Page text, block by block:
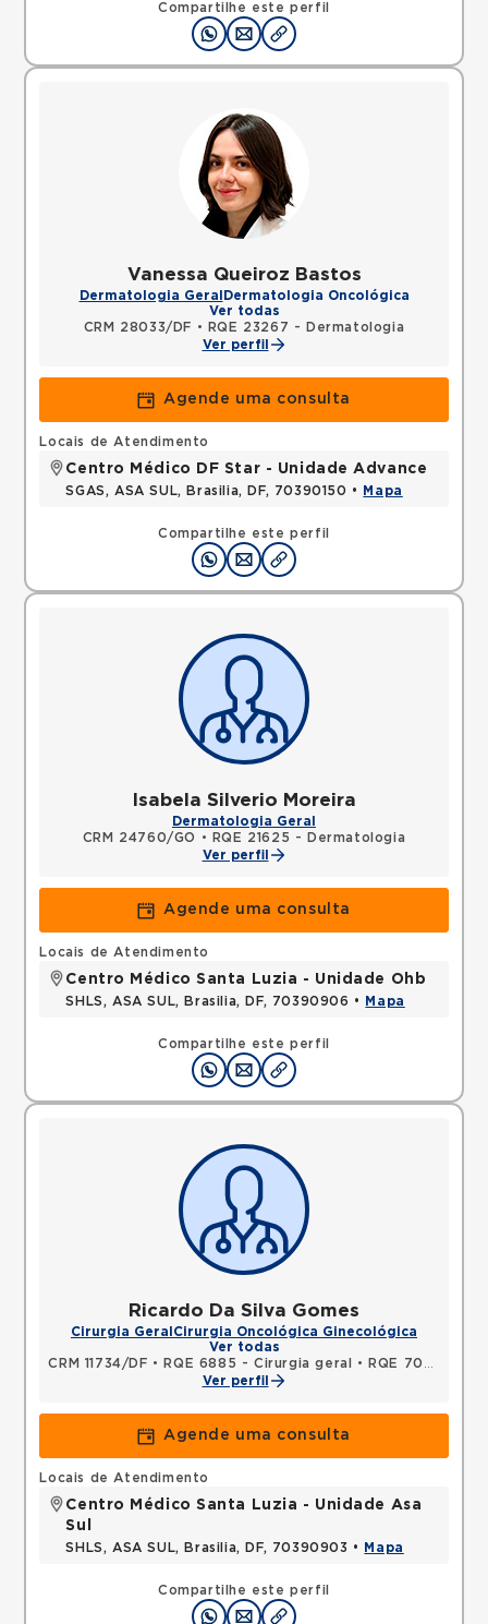
Compartilhe este perfil
Vanessa Queiroz Bastos
Dermatologia Geral Dermatologia Oncológica
Ver todas
CRM 28033/DF •
RQE 23267 - Dermatologia
Ver perfil
Agende uma consulta
Compartilhe este perfil
Locais de Atendimento
Centro Médico DF Star - Unidade Advance
SGAS, ASA SUL, Brasilia, DF, 70390150 • Mapa
Isabela Silverio Moreira
Dermatologia Geral
CRM 24760/GO
•
RQE 21625 - Dermatologia
Ver perfil
Agende uma consulta
Compartilhe este perfil
Locais de Atendimento
Centro Médico Santa Luzia - Unidade Ohb
SHLS, ASA SUL, Brasilia, DF, 70390906 • Mapa
Ricardo Da Silva Gomes
Cirurgia Geral Cirurgia Oncológica Ginecológica
Ver todas
CRM 11734/DF • RQE 6885 - Cirurgia geral •
RQE 7022 - Cancerologia/cancerologia cirúrgica
Ver perfil
Agende uma consulta
Compartilhe este perfil
Locais de Atendimento
Centro Médico Santa Luzia - Unidade Asa
Sul
SHLS, ASA SUL, Brasilia, DF, 70390903 • Mapa